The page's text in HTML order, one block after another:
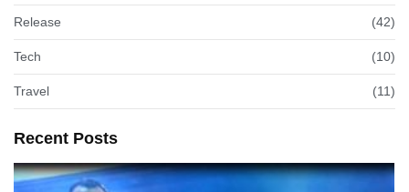
Release (42)
Tech (10)
Travel (11)
Recent Posts